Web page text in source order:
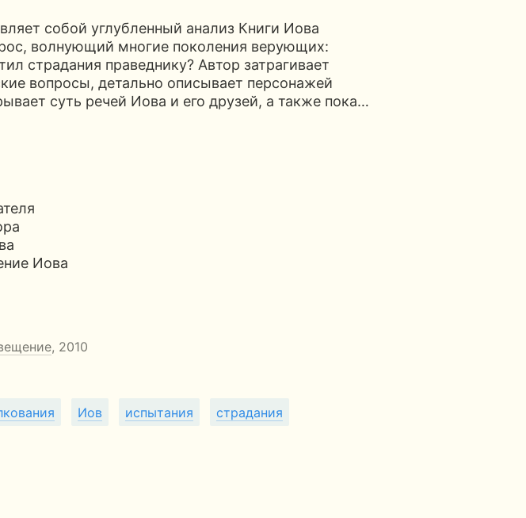
собой углубленный анализ Книги Иова
волнующий многие поколения верующих:
страдания праведнику? Автор затрагивает
вопросы, детально описывает персонажей
суть речей Иова и его друзей, а также пока…
Иова
, 2010
Иов испытания страдания